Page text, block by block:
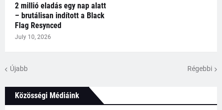
2 millió eladás egy nap alatt
– brutálisan indított a Black
Flag Resynced
July 10, 2026
Újabb Régebbi
Közösségi Médiáink